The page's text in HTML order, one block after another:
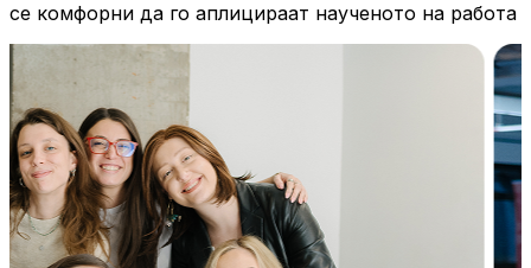
се комфорни да го аплицираат наученото на работа